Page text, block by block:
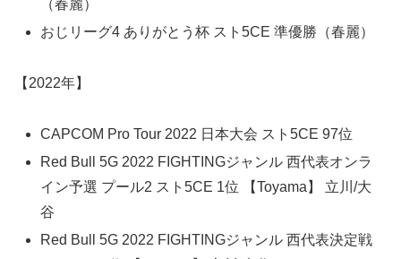
（春麗）
おじリーグ4 ありがとう杯 スト5CE 準優勝（春麗）
【2022年】
CAPCOM Pro Tour 2022 日本大会 スト5CE 97位
Red Bull 5G 2022 FIGHTINGジャンル 西代表オンラ
イン予選 プール2 スト5CE 1位 【Toyama】 立川/大
谷
Red Bull 5G 2022 FIGHTINGジャンル 西代表決定戦